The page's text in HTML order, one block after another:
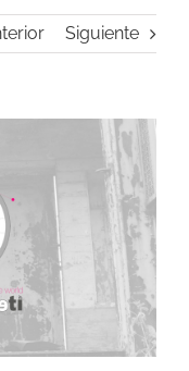
Siguiente